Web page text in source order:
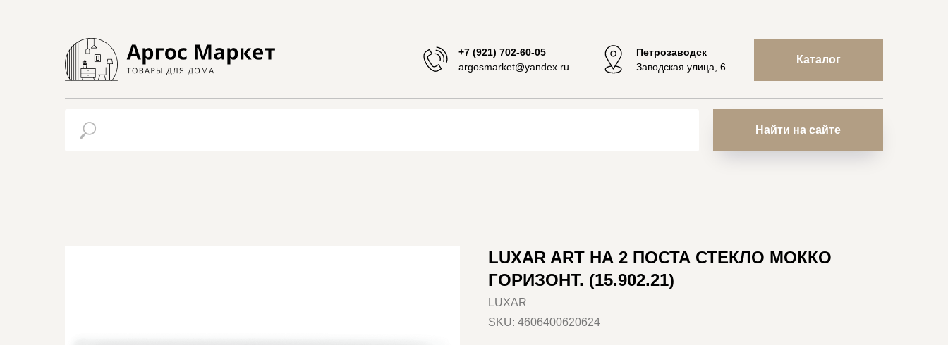
+7 (921) 702-60-05
argosmarket@yandex.ru
Петрозаводск
Заводская улица, 6
Каталог
Найти на сайте
LUXAR ART НА 2 ПОСТА СТЕКЛО МОККО
ГОРИЗОНТ. (15.902.21)
LUXAR
SKU: 4606400620624